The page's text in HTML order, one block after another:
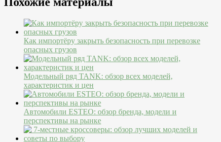
Как импортёру закрыть безопасность при перевозке
опасных грузов
Модельный ряд TANK: обзор всех моделей,
характеристик и цен
Автомобили ESTEO: обзор бренда, модели и
перспективы на рынке